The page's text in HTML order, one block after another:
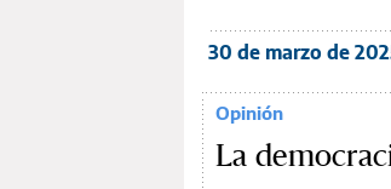
30 de marzo de
Opinión
La